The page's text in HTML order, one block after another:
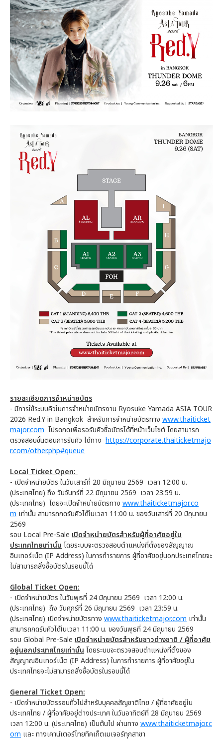
รายละเอียดการจำหน่ายบัตร
- มีการใช้ระบบคิวในการจำหน่ายบัตรงาน Ryosuke Yamada ASIA TOUR
2026 Red.Y in Bangkok สำหรับการจำหน่ายบัตรทาง www.thaiticket
major.com โปรดกดเพื่อรอรับคิวซื้อบัตรได้ที่หน้าเว็บไซต์ โดยสามารถ
ตรวจสอบขั้นตอนการรับคิว ได้ทาง https://corporate.thaiticketmajo
r.com/other.php#queue
Local Ticket Open:
- เปิดจำหน่ายบัตร ในวันเสาร์ที่ 20 มิถุนายน 2569 เวลา 12:00 น.
(ประเทศไทย) ถึง วันจันทร์ที่ 22 มิถุนายน 2569 เวลา 23:59 น.
(ประเทศไทย) โดยจะเปิดจำหน่ายบัตรทาง www.thaiticketmajor.co
m เท่านั้น สามารถกดรับคิวได้ในเวลา 11:00 น. ของวันเสาร์ที่ 20 มิถุนายน
2569
รอบ Local Pre-Sale เปิดจำหน่ายบัตรสำหรับผู้ที่อาศัยอยู่ใน
ประเทศไทยเท่านั้น โดยระบบจะตรวจสอบตำแหน่งที่ตั้งของสัญญาณ
อินเทอร์เน็ต (IP Address) ในการทำรายการ ผู้ที่อาศัยอยู่นอกประเทศไทยจะ
ไม่สามารถสั่งซื้อบัตรในรอบนี้ได้
Global Ticket Open:
- เปิดจำหน่ายบัตร ในวันพุธที่ 24 มิถุนายน 2569 เวลา 12:00 น.
(ประเทศไทย) ถึง วันศุกร์ที่ 26 มิถุนายน 2569 เวลา 23:59 น.
(ประเทศไทย) เปิดจำหน่ายบัตรทาง www.thaiticketmajor.com เท่านั้น
สามารถกดรับคิวได้ในเวลา 11:00 น. ของวันพุธที่ 24 มิถุนายน 2569
รอบ Global Pre-Sale เปิดจำหน่ายบัตรสำหรับชาวต่างชาติ / ผู้ที่อาศัย
อยู่นอกประเทศไทยเท่านั้น โดยระบบจะตรวจสอบตำแหน่งที่ตั้งของ
สัญญาณอินเทอร์เน็ต (IP Address) ในการทำรายการ ผู้ที่อาศัยอยู่ใน
ประเทศไทยจะไม่สามารถสั่งซื้อบัตรในรอบนี้ได้
General Ticket Open:
- เปิดจำหน่ายบัตรรอบทั่วไปสำหรับบุคคลสัญชาติไทย / ผู้ที่อาศัยอยู่ใน
ประเทศไทย / ผู้ที่อาศัยอยู่ต่างประเทศ ในวันอาทิตย์ที่ 28 มิถุนายน 2569
เวลา 12:00 น. (ประเทศไทย) เป็นต้นไป ผ่านทาง www.thaiticketmajor.c
om และ ทางเคาน์เตอร์ไทยทิคเก็ตเมเจอร์ทุกสาขา